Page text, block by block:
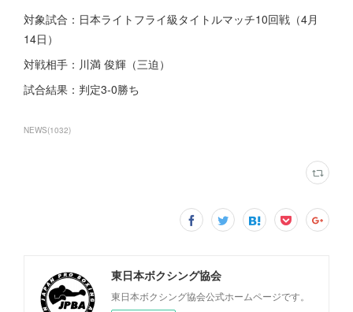
対象試合：日本ライトフライ級タイトルマッチ10回戦（4月
14日）
対戦相手：川満 俊輝（三迫）
試合結果：判定3-0勝ち
NEWS(1032)
東日本ボクシング協会
東日本ボクシング協会公式ホームページです。